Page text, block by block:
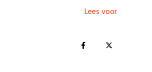
Lees voor